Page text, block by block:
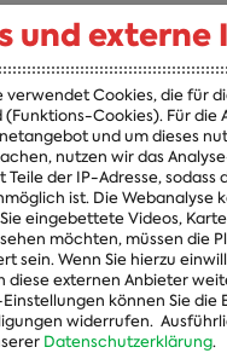
Fraktion
Vorstand
und externe
verwendet Cookies, die für
Cookies). Für die
und um dieses
nutzen wir das
der IP-Adresse, sodass
ist. Die Webanalyse
eingebettete Videos,
möchten, müssen die
sein. Wenn Sie hierzu
diese externen Anbieter
können Sie die
widerrufen.
Datenschutzerklärung.